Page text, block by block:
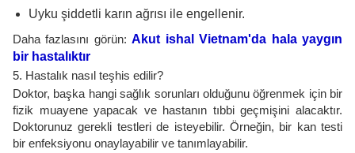
Uyku şiddetli karın ağrısı ile engellenir.
Daha fazlasını görün:Akut ishal Vietnam'da hala yaygın
bir hastalıktır
5. Hastalık nasıl teşhis edilir?
Doktor, başka hangi sağlık sorunları olduğunu öğrenmek için bir
fizik muayene yapacak ve hastanın tıbbi geçmişini alacaktır.
Doktorunuz gerekli testleri de isteyebilir. Örneğin, bir kan testi
bir enfeksiyonu onaylayabilir ve tanımlayabilir.